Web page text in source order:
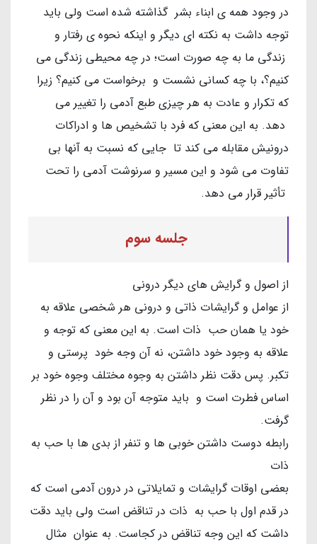
در وجود همه ی ابناء بشر گذاشته شده است ولی باید
توجه داشت به نکته ای دیگر و اینکه نحوه ی رفتار و
زندگی ما به چه صورت است؛ در چه محیطی زندگی می
کنیم؟، با چه کسانی نشست و برخواست می کنیم؟ زیرا
که تکرار و عادت به هر چیزی طبع آدمی را تغییر می
دهد. به این معنی که فرد با تشخیص ها ‌و ادراکات
درونیش مقابله می کند تا جایی که نسبت به آنها بی
تفاوت می شود و این مسیر و سرنوشت آدمی را تحت
تأثیر قرار می دهد.
جلسه سوم
از اصول و گرایش های دیگر درونی
از عوامل و گرایشات ذاتی و درونی هر شخصی علاقه به
خود یا همان حب ذات است. به این معنی که توجه و
علاقه به وجود خود داشتن، نه آن وجه خود پرستی و
تکبر. پس دقت نظر داشتن به وجوه مختلف وجوه خود بر
اساس فطرت است و باید متوجه آن بود و آن را در نظر
گرفت.
رابطه دوست داشتن خوبی ها و تنفر از بدی ها با حب به
ذات
بعضی اوقات گرایشات و تمایلاتی در درون آدمی است که
در قدم اول با حب به ذات در تناقض است ولی باید دقت
داشت که این وجه تناقض در کجاست. به عنوان مثال